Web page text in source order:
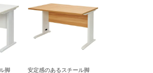
脚 安定感のあるスチール脚